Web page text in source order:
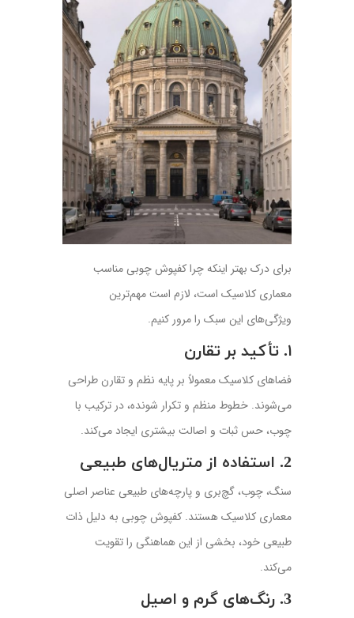
برای درک بهتر اینکه چرا کفپوش چوبی مناسب
معماری کلاسیک است، لازم است مهم‌ترین
ویژگی‌های این سبک را مرور کنیم.
۱. تأکید بر تقارن
فضاهای کلاسیک معمولاً بر پایه نظم و تقارن طراحی
می‌شوند. خطوط منظم و تکرار شونده، در ترکیب با
چوب، حس ثبات و اصالت بیشتری ایجاد می‌کند.
2. استفاده از متریال‌های طبیعی
سنگ، چوب، گچ‌بری و پارچه‌های طبیعی عناصر اصلی
معماری کلاسیک هستند. کفپوش چوبی به دلیل ذات
طبیعی خود، بخشی از این هماهنگی را تقویت
می‌کند.
3. رنگ‌های گرم و اصیل